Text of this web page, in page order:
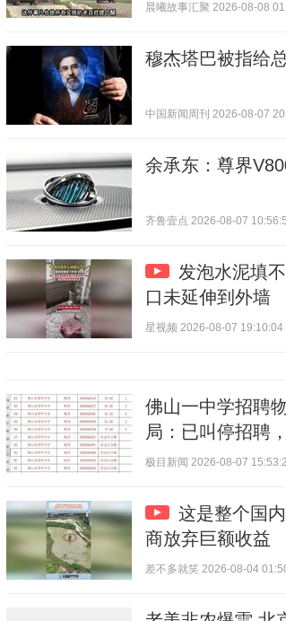
晨曦故事汇聚 2026-08-08
穆杰塔巴被指给
中国新闻周刊 2026-08-07
余承东：尊界
齐鲁壹点 2026-08-07
发泡水泥填
口未延伸到外墙
星视频 2026-08-07 19:10:04
佛山一中学招聘
局：已叫停招聘
极目新闻 2026-08-07
这是整个国
商放弃巨额收益
差不多就笑 2026-08-04